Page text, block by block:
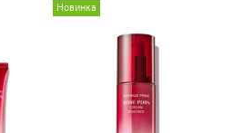
Новинка